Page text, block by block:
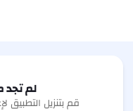
لم
قم بتنزيل التطبيق